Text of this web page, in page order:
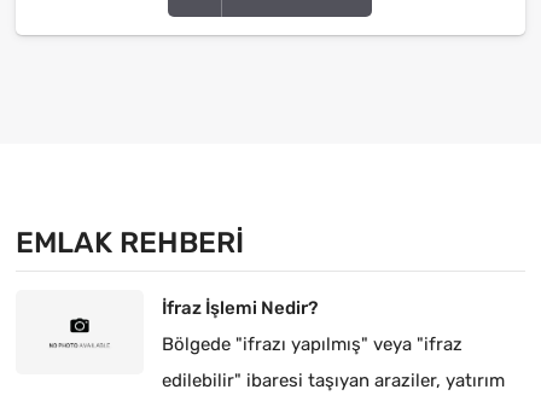
EMLAK REHBERI
İfraz İşlemi Nedir?
Bölgede "ifrazı yapılmış" veya "ifraz
edilebilir" ibaresi taşıyan araziler, yatırım